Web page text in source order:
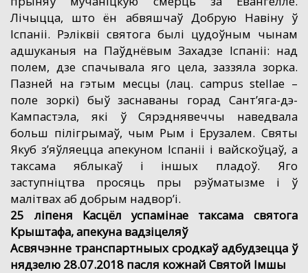
Лічыцца, што ён абвяшчаў Добрую Навіну ў
Іспаніі. Рэліквіі святога былі цудоўным чынам
адшуканыя на Паўднёвым Захадзе Іспаніі: над
полем, дзе спачывала яго цела, заззяла зорка.
Пазней на гэтым месцы (лац. campus stellae –
поле зоркі) быў заснаваны горад Сант’яга-дэ-
Кампастэла, які ў Сярэднявеччы наведвала
больш пілігрымаў, чым Рым і Ерузалем. Святы
Якуб з’яўляецца апекуном Іспаніі і вайскоўцаў, а
таксама яблыкаў і іншых пладоў. Яго
заступніцтва просяць пры рэўматызме і ў
малітвах аб добрым надвор’і.
25 ліпеня Касцёл успамінае таксама святога
Крыштафа, апекуна вадзіцеляў
Асвячэнне транспартныых сродкаў адбудзецца ў
нядзелю 28.07.2018 пасля кожнай Святой Імшы